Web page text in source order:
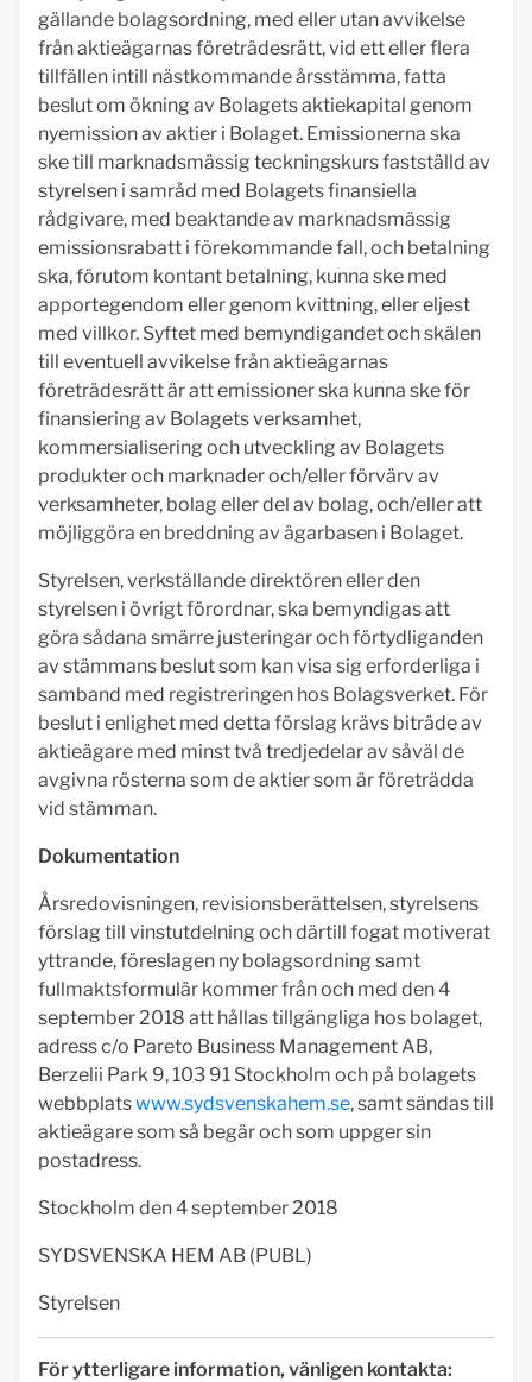
gällande bolagsordning, med eller utan avvikelse
från aktieägarnas företrädesrätt, vid ett eller flera
tillfällen intill nästkommande årsstämma, fatta
beslut om ökning av Bolagets aktiekapital genom
nyemission av aktier i Bolaget. Emissionerna ska
ske till marknadsmässig teckningskurs fastställd av
styrelsen i samråd med Bolagets finansiella
rådgivare, med beaktande av marknadsmässig
emissionsrabatt i förekommande fall, och betalning
ska, förutom kontant betalning, kunna ske med
apportegendom eller genom kvittning, eller eljest
med villkor. Syftet med bemyndigandet och skälen
till eventuell avvikelse från aktieägarnas
företrädesrätt är att emissioner ska kunna ske för
finansiering av Bolagets verksamhet,
kommersialisering och utveckling av Bolagets
produkter och marknader och/eller förvärv av
verksamheter, bolag eller del av bolag, och/eller att
möjliggöra en breddning av ägarbasen i Bolaget.
Styrelsen, verkställande direktören eller den
styrelsen i övrigt förordnar, ska bemyndigas att
göra sådana smärre justeringar och förtydliganden
av stämmans beslut som kan visa sig erforderliga i
samband med registreringen hos Bolagsverket. För
beslut i enlighet med detta förslag krävs biträde av
aktieägare med minst två tredjedelar av såväl de
avgivna rösterna som de aktier som är företrädda
vid stämman.
Dokumentation
Årsredovisningen, revisionsberättelsen, styrelsens
förslag till vinstutdelning och därtill fogat motiverat
yttrande, föreslagen ny bolagsordning samt
fullmaktsformulär kommer från och med den 4
september 2018 att hållas tillgängliga hos bolaget,
adress c/o Pareto Business Management AB,
Berzelii Park 9, 103 91 Stockholm och på bolagets
webbplatswww.sydsvenskahem.se, samt sändas till
aktieägare som så begär och som uppger sin
postadress.
Stockholm den4 september2018
SYDSVENSKA HEM AB (PUBL)
Styrelsen
För ytterligare information, vänligen kontakta: